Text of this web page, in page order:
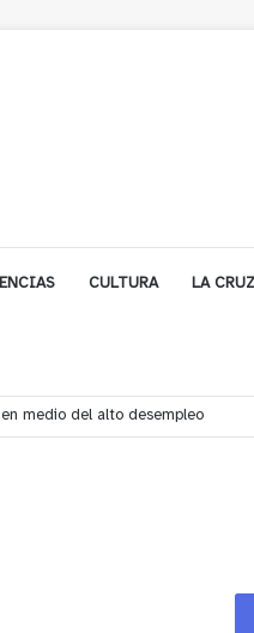
CULTURA LA CRUZ
del Puente Colón de Limache